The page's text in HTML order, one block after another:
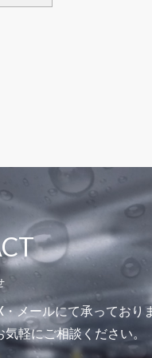
メールにて承っており
軽にご相談ください。